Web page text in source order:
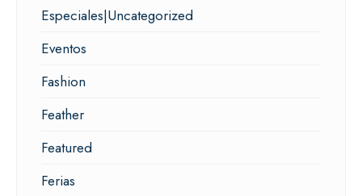
Especiales|Uncategorized
Eventos
Fashion
Feather
Featured
Ferias